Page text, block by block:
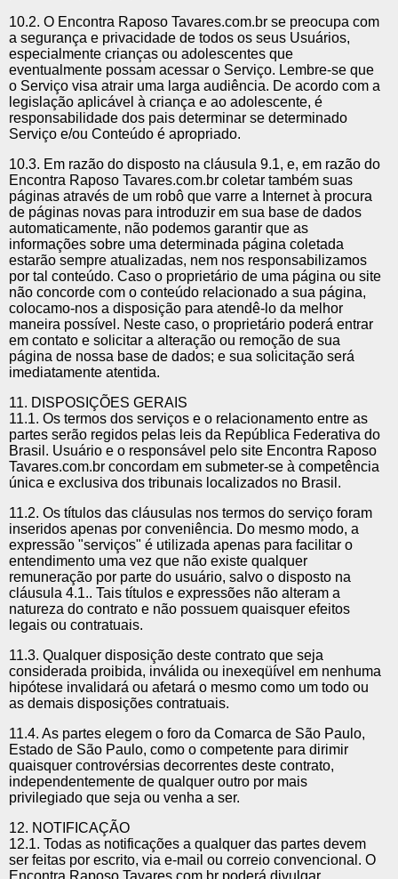
10.2. O Encontra Raposo Tavares.com.br se preocupa com
a segurança e privacidade de todos os seus Usuários,
especialmente crianças ou adolescentes que
eventualmente possam acessar o Serviço. Lembre-se que
o Serviço visa atrair uma larga audiência. De acordo com a
legislação aplicável à criança e ao adolescente, é
responsabilidade dos pais determinar se determinado
Serviço e/ou Conteúdo é apropriado.
10.3. Em razão do disposto na cláusula 9.1, e, em razão do
Encontra Raposo Tavares.com.br coletar também suas
páginas através de um robô que varre a Internet à procura
de páginas novas para introduzir em sua base de dados
automaticamente, não podemos garantir que as
informações sobre uma determinada página coletada
estarão sempre atualizadas, nem nos responsabilizamos
por tal conteúdo. Caso o proprietário de uma página ou site
não concorde com o conteúdo relacionado a sua página,
colocamo-nos a disposição para atendê-lo da melhor
maneira possível. Neste caso, o proprietário poderá entrar
em contato e solicitar a alteração ou remoção de sua
página de nossa base de dados; e sua solicitação será
imediatamente atentida.
11. DISPOSIÇÕES GERAIS
11.1. Os termos dos serviços e o relacionamento entre as
partes serão regidos pelas leis da República Federativa do
Brasil. Usuário e o responsável pelo site Encontra Raposo
Tavares.com.br concordam em submeter-se à competência
única e exclusiva dos tribunais localizados no Brasil.
11.2. Os títulos das cláusulas nos termos do serviço foram
inseridos apenas por conveniência. Do mesmo modo, a
expressão "serviços" é utilizada apenas para facilitar o
entendimento uma vez que não existe qualquer
remuneração por parte do usuário, salvo o disposto na
cláusula 4.1.. Tais títulos e expressões não alteram a
natureza do contrato e não possuem quaisquer efeitos
legais ou contratuais.
11.3. Qualquer disposição deste contrato que seja
considerada proibida, inválida ou inexeqüível em nenhuma
hipótese invalidará ou afetará o mesmo como um todo ou
as demais disposições contratuais.
11.4. As partes elegem o foro da Comarca de São Paulo,
Estado de São Paulo, como o competente para dirimir
quaisquer controvérsias decorrentes deste contrato,
independentemente de qualquer outro por mais
privilegiado que seja ou venha a ser.
12. NOTIFICAÇÃO
12.1. Todas as notificações a qualquer das partes devem
ser feitas por escrito, via e-mail ou correio convencional. O
Encontra Raposo Tavares.com.br poderá divulgar